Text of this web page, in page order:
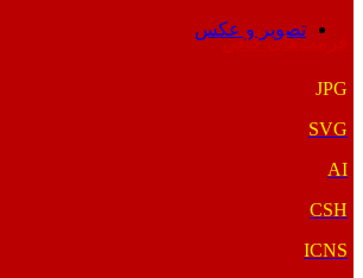
تصویر و عکس
فرمت‌های خاص
JPG
SVG
AI
CSH
ICNS